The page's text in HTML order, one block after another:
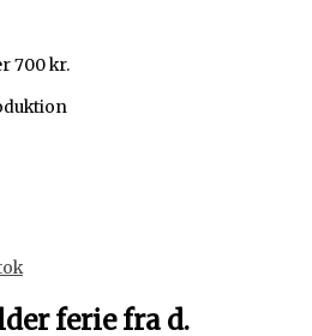
700 kr.
ferie fra d.